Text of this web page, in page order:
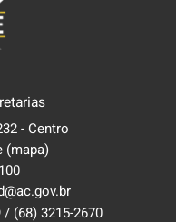
- Centro
(mapa)
/ (68) 3215-2670